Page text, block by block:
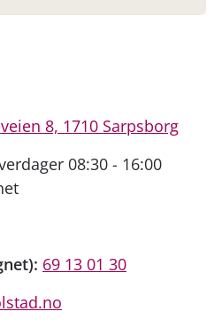
8, 1710 Sarpsborg
08:30 - 16:00
69 13 01 30